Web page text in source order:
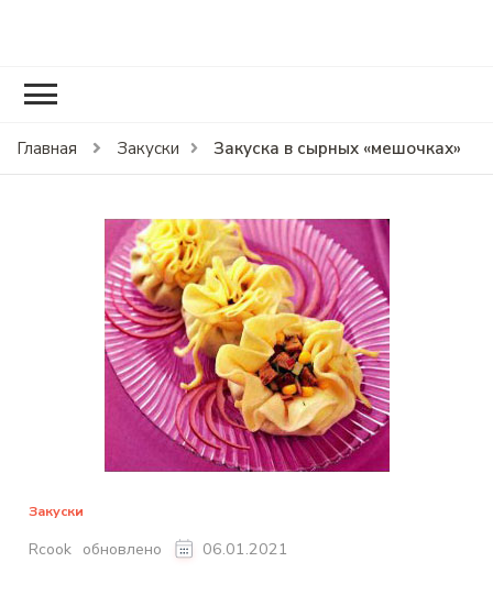
Главная Закуски Закуска в сырных «мешочках»
Закуски
Rcook обновлено 06.01.2021